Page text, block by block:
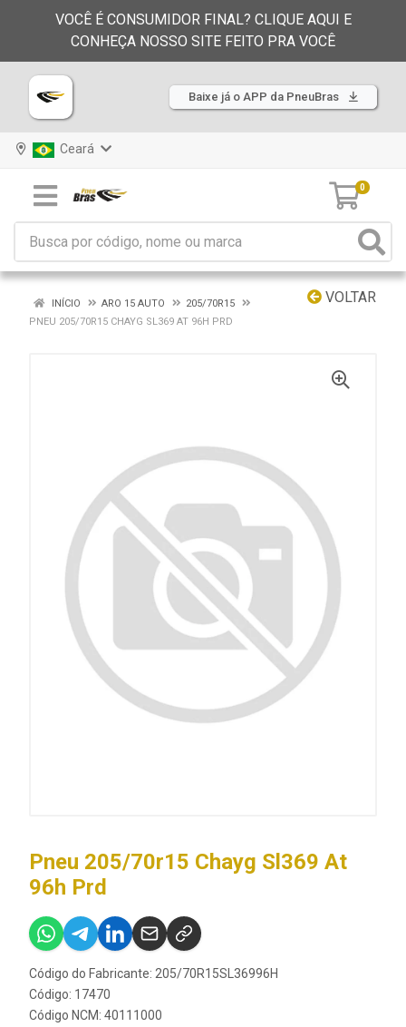
VOCÊ É CONSUMIDOR FINAL? CLIQUE AQUI E
CONHEÇA NOSSO SITE FEITO PRA VOCÊ
Baixe já o APP da PneuBras
Ceará
0
VOLTAR
INÍCIO ARO 15 AUTO
205/70R15
PNEU 205/70R15 CHAYG SL369 AT 96H PRD
Pneu 205/70r15 Chayg Sl369 At
96h Prd
Código do Fabricante: 205/70R15SL36996H
Código: 17470
Código NCM: 40111000